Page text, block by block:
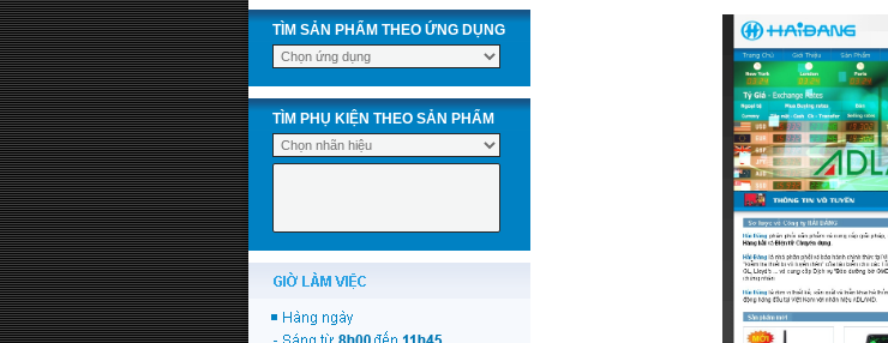
TÌM SẢN PHẨM THEO ỨNG DỤNG
TÌM PHỤ KIỆN THEO SẢN PHẨM